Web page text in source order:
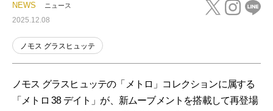
NEWS ニュース
2025.12.08
ノモス グラスヒュッテ
ノモス グラスヒュッテの「メトロ」コレクションに属する
「メトロ 38 デイト」が、新ムーブメントを搭載して再登場